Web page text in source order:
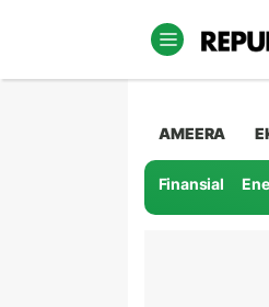
AMEERA
Finansial